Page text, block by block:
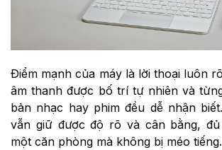
Điểm mạnh của máy là lời thoại luôn
âm thanh được bố trí tự nhiên và
bản nhạc hay phim đều dễ nhận
vẫn giữ được độ rõ và cân bằng,
một căn phòng mà không bị méo tiếng.